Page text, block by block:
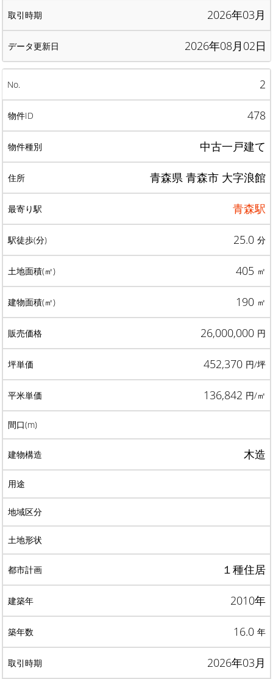
2026年03月
2026年08月02日
2
478
中古一戸建て
青森県 青森市 大字浪館
青森駅
25.0 分
405 ㎡
190 ㎡
26,000,000 円
452,370 円/坪
136,842 円/㎡
木造
１種住居
2010年
16.0 年
2026年03月